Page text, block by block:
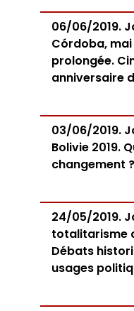
06/06/2019.
Córdoba, mai
prolongée.
anniversaire
03/06/2019.
Bolivie 2019.
changement ?
24/05/2019.
totalitarisme
Débats
usages